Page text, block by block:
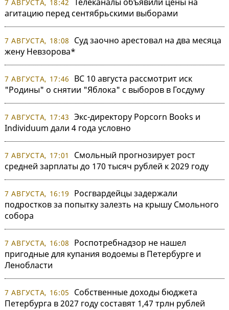
7 АВГУСТА, 18:42
агитацию перед сентябрьскими выборами
7 АВГУСТА, 18:08
Суд заочно арестовал на два месяца
жену Невзорова*
7 АВГУСТА, 17:46
ВС 10 августа рассмотрит иск
"Родины" о снятии "Яблока" с выборов в Госдуму
7 АВГУСТА, 17:43 Экс-директору Popcorn Books и
Individuum дали 4 года условно
7 АВГУСТА, 17:01
Смольный прогнозирует рост
средней зарплаты до 170 тысяч рублей к 2029 году
7 АВГУСТА, 16:19
Росгвардейцы задержали
подростков за попытку залезть на крышу Смольного
собора
7 АВГУСТА, 16:08
Роспотребнадзор не нашел
пригодные для купания водоемы в Петербурге и
Ленобласти
7 АВГУСТА, 16:05
Собственные доходы бюджета
Петербурга в 2027 году составят 1,47 трлн рублей